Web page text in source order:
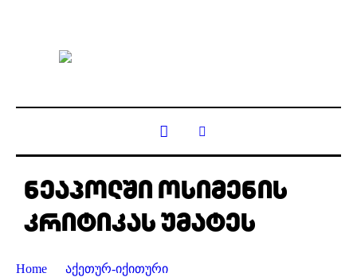
ნეაპოლში ოსიმენის
კრიტიკას უმატეს
Home
აქეთურ-იქითური